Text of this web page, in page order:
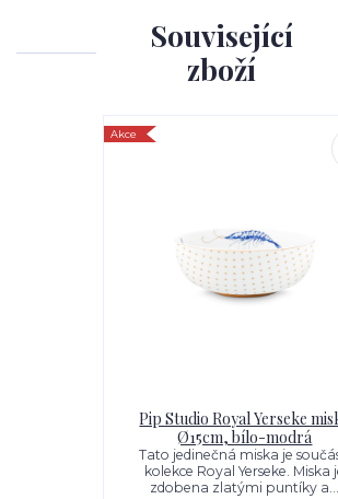
Související
zboží
Akce
Pip Studio Royal Yerseke
Ø15cm, bílo-modrá
Tato jedinečná miska je
kolekce Royal Yerseke. Miska
zdobena zlatými puntíky a...